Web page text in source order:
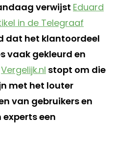
verwijst Eduard
in de Telegraaf
dat het klantoordeel
vaak gekleurd en
Vergelijk.nl stopt om die
met het louter
van gebruikers en
een